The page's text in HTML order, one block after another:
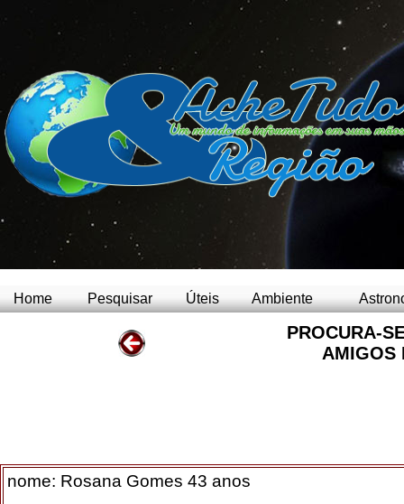
Home Pesquisar Úteis Ambiente
PROCURA-
AMIGOS
nome: Rosana Gomes 43 anos